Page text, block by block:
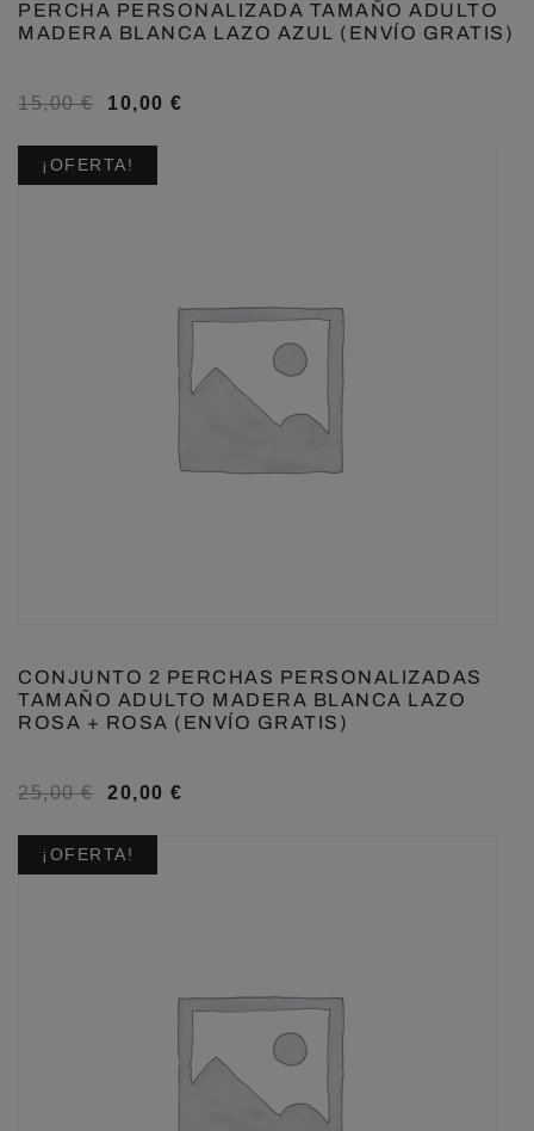
PERCHA PERSONALIZADA TAMAÑO ADULTO
MADERA BLANCA LAZO AZUL (ENVÍO GRATIS)
15,00€ 10,00 €
¡OFERTA!
CONJUNTO 2 PERCHAS PERSONALIZADAS
TAMAÑO ADULTO MADERA BLANCA LAZO
ROSA + ROSA (ENVÍO GRATIS)
25,00€ 20,00 €
¡OFERTA!